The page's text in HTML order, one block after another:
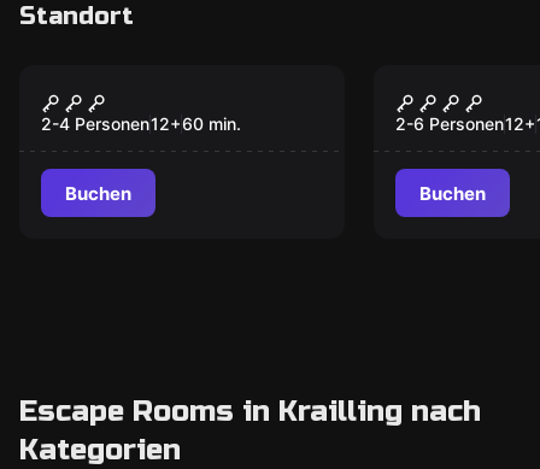
Standort
Neu
Das Vermächtnis des
Königs
2-4 Personen12+60 min.
Buchen
Bischof
2-6 Personen12+
Buchen
Escape Rooms in Krailling nach
Kategorien